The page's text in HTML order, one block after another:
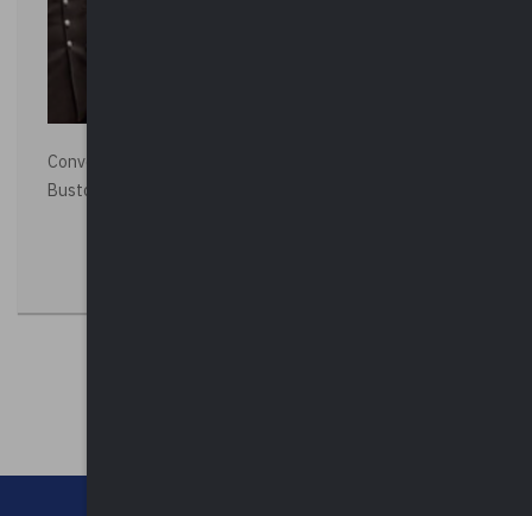
Convegno “La Polizia Locale per la sicurezza della città”,
Busto Arsizio